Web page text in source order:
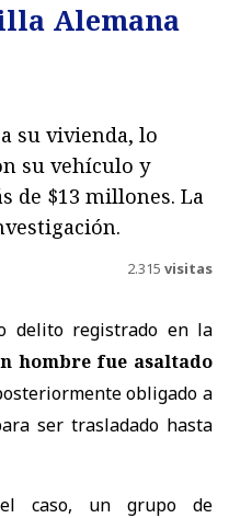
Alemana
su vivienda, lo
su vehículo y
de $13 millones. La
2.315 visitas
delito registrado en la
hombre fue asaltado
obligado a
ser trasladado hasta
caso, un grupo de